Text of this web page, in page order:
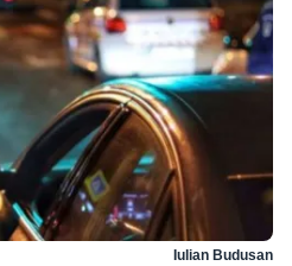
Iulian Budusan